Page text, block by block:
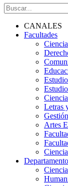
CANALES
Facultades
Letras
Artes